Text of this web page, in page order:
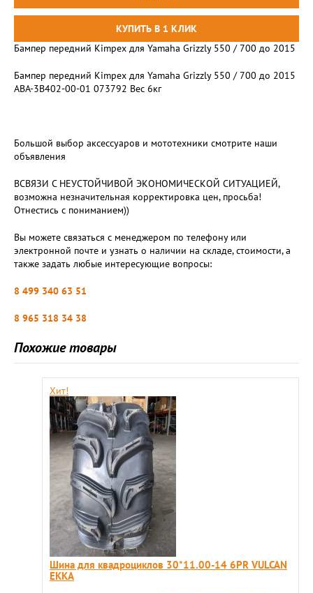
Бампер передний Kimpex для Yamaha Grizzly 550 / 700 до 2015
Бампер передний Kimpex для Yamaha Grizzly 550 / 700 до 2015
ABA-3B402-00-01 073792 Вес 6кг
Большой выбор аксессуаров и мототехники смотрите наши
объявления
ВСВЯЗИ С НЕУСТОЙЧИВОЙ ЭКОНОМИЧЕСКОЙ СИТУАЦИЕЙ,
возможна незначительная корректировка цен, просьба!
Отнестись с пониманием))
Вы можете связаться с менеджером по телефону или
электронной почте и узнать о наличии на складе, стоимости, а
также задать любые интересующие вопросы:
8 499 340 63 51
8 965 318 34 38
Похожие товары
Хит!
Шина для квадроциклов 30*11.00-14 6PR VULCAN
EKKA